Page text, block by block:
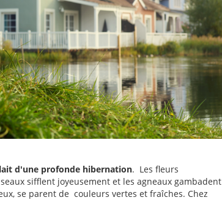
d'une profonde hibernation. Les fleurs
sifflent joyeusement et les agneaux gambadent
se parent de couleurs vertes et fraîches. Chez